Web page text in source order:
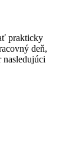
prakticky
deň,
nasledujúci